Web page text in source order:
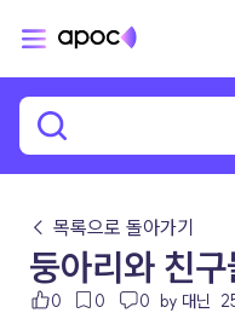
← 목록으로 돌아가기
둥아리와 친
0 0 0 by 대닌